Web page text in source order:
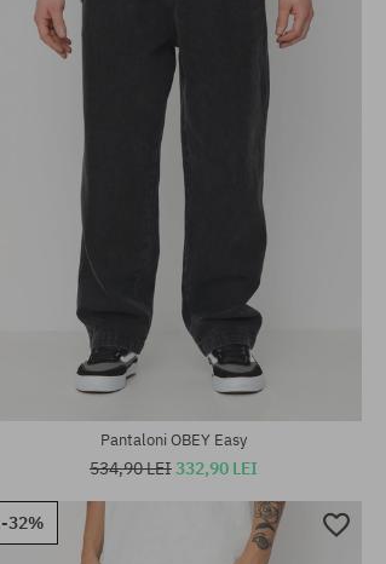
Mărimi existente:
Pantaloni OBEY Easy
534,90 LEI332,90 LEI
-32%